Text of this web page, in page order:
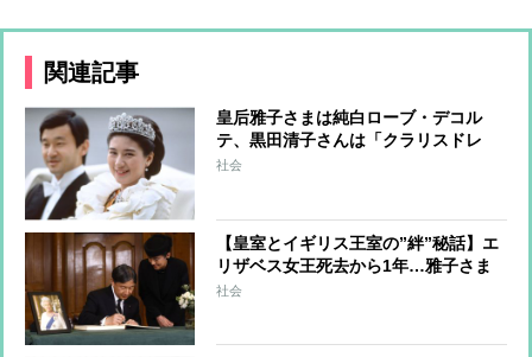
関連記事
皇后雅子さまは純白ローブ・デコル
テ、黒田清子さんは「クラリスドレ
ス」と話題に 女性皇族の華麗な
社会
【皇室とイギリス王室の”絆”秘話】エ
リザベス女王死去から1年…雅子さま
へ女王からのやさしさ溢れる手紙、天
社会